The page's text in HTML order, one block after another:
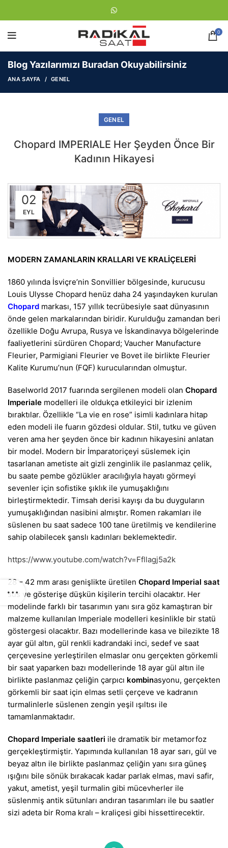
0
Blog Yazılarımızı Buradan Okuyabilirsiniz
ANA SAYFA GENEL
GENEL
Chopard IMPERIALE Her Şeyden Önce Bir
Kadının Hikayesi
02
EYL
MODERN ZAMANLARIN KRALLARI VE KRALİÇELERİ
1860 yılında İsviçre’nin Sonvillier bölgesinde, kurucusu
Louis Ulysse Chopard henüz daha 24 yaşındayken kurulan
Chopard markası, 157 yıllık tecrübesiyle saat dünyasının
önde gelen markalarından biridir. Kurulduğu zamandan beri
özellikle Doğu Avrupa, Rusya ve İskandinavya bölgelerinde
faaliyetlerini sürdüren Chopard; Vaucher Manufacture
Fleurier, Parmigiani Fleurier ve Bovet ile birlikte Fleurier
Kalite Kurumu’nun (FQF) kurucularından olmuştur.
Baselworld 2017 fuarında sergilenen modeli olan Chopard
Imperiale modelleri ile oldukça etkileyici bir izlenim
bıraktılar. Özellikle “La vie en rose” isimli kadınlara hitap
eden modeli ile fuarın gözdesi oldular. Stil, tutku ve güven
veren ama her şeyden önce bir kadının hikayesini anlatan
bir model. Modern bir İmparatoriçeyi süslemek için
tasarlanan ametiste ait gizli zenginlik ile paslanmaz çelik,
bu saate pembe gözlükler aracılığıyla hayatı görmeyi
sevenler için sofistike şıklık ile yumuşaklığını
birleştirmektedir. Timsah derisi kayışı da bu duyguların
yumuşaklığından nasibini almıştır. Romen rakamları ile
süslenen bu saat sadece 100 tane üretilmiş ve kendilerine
sahip olabilecek şanslı kadınları beklemektedir.
https://www.youtube.com/watch?v=Ffllagj5a2k
28 – 42 mm arası genişlikte üretilen Chopard Imperial saat
süs ve gösterişe düşkün kişilerin tercihi olacaktır. Her
modelinde farklı bir tasarımın yanı sıra göz kamaştıran bir
malzeme kullanılan Imperiale modelleri kesinlikle bir statü
göstergesi olacaktır. Bazı modellerinde kasa ve bilezikte 18
ayar gül altın, gül renkli kadrandaki inci, sedef ve saat
çerçevesine yerleştirilen elmaslar onu gerçekten görkemli
bir saat yaparken bazı modellerinde 18 ayar gül altın ile
birlikte paslanmaz çeliğin çarpıcı kombinasyonu, gerçekten
görkemli bir saat için elmas setli çerçeve ve kadranın
turmalinlerle süslenen zengin yeşil ışıltısı ile
tamamlanmaktadır.
Chopard Imperiale saatleri ile dramatik bir metamorfoz
gerçekleştirmiştir. Yapımında kullanılan 18 ayar sarı, gül ve
beyaz altın ile birlikte paslanmaz çeliğin yanı sıra güneş
ışığını bile sönük bırakacak kadar parlak elmas, mavi safir,
yakut, ametist, yeşil turmalin gibi mücevherler ile
süslenmiş antik sütunları andıran tasarımları ile bu saatler
sizi adeta bir Roma kralı – kraliçesi gibi hissettirecektir.